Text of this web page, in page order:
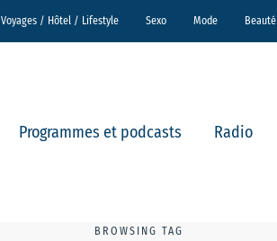
Voyages / Hôtel / Lifestyle Sexo Mode Beauté
Programmes et podcasts Radio
BROWSING TAG